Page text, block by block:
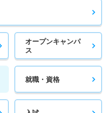
オープンキャンパ
ス
就職・資格